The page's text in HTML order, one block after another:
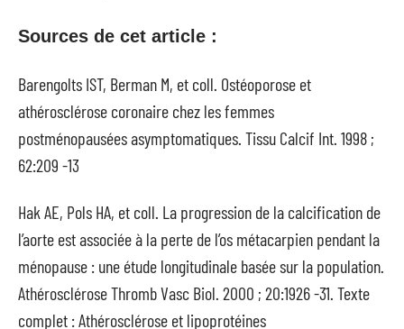
Sources de cet article :
Barengolts IST, Berman M, et coll. Ostéoporose et
athérosclérose coronaire chez les femmes
postménopausées asymptomatiques. Tissu Calcif Int. 1998 ;
62:209 -13
Hak AE, Pols HA, et coll. La progression de la calcification de
l’aorte est associée à la perte de l’os métacarpien pendant la
ménopause : une étude longitudinale basée sur la population.
Athérosclérose Thromb Vasc Biol. 2000 ; 20:1926 -31. Texte
complet : Athérosclérose et lipoprotéines